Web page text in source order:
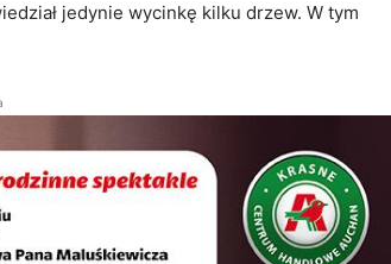
jedynie wycinkę kilku drzew. W tym